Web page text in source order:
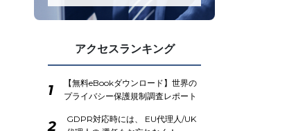
アクセスランキング
1
【無料eBookダウンロード】世界の
プライバシー保護規制調査レポート
2
GDPR対応時には、 EU代理人/UK